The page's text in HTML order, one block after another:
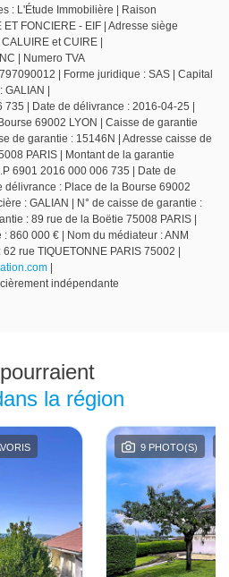
: L'Étude Immobilière | Raison
FONCIERE - EIF | Adresse siège
et CUIRE |
| Numero TVA
| Forme juridique : SAS | Capital
|
| Date de délivrance : 2016-04-25 |
69002 LYON | Caisse de garantie
de garantie : 15146N | Adresse caisse de
PARIS | Montant de la garantie
6901 2016 000 006 735 | Date de
: Place de la Bourse 69002
: GALIAN | N° de caisse de garantie :
: 89 rue de la Boëtie 75008 PARIS |
860 000 € | Nom du médiateur : ANM
rue TIQUETONNE PARIS 75002 |
indépendante
la région
9 PHOTO(S)